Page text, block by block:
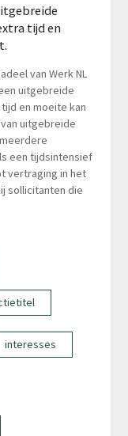
tijd en
van Werk NL
uitgebreide
en moeite kan
uitgebreide
een tijdsintensief
vertraging in het
sollicitanten die
interesses